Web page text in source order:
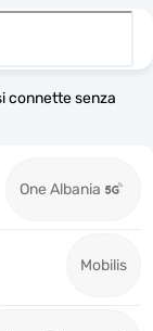
connette senza
One Albania
Mobilis